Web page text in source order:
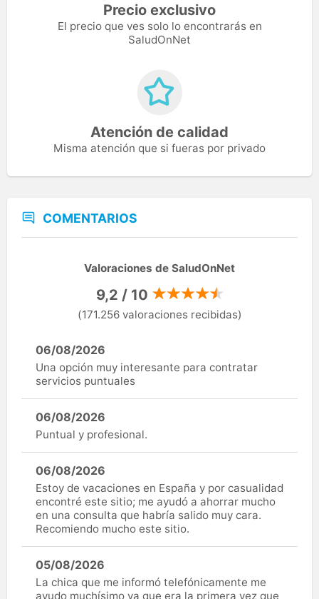
Precio exclusivo
El precio que ves solo lo encontrarás en
SaludOnNet
Atención de calidad
Misma atención que si fueras por privado
COMENTARIOS
Valoraciones de SaludOnNet
9,2 / 10
(171.256 valoraciones recibidas)
06/08/2026
Una opción muy interesante para contratar
servicios puntuales
06/08/2026
Puntual y profesional.
06/08/2026
Estoy de vacaciones en España y por casualidad
encontré este sitio; me ayudó a ahorrar mucho
en una consulta que habría salido muy cara.
Recomiendo mucho este sitio.
05/08/2026
La chica que me informó telefónicamente me
ayudo muchísimo ya que era la primera vez que